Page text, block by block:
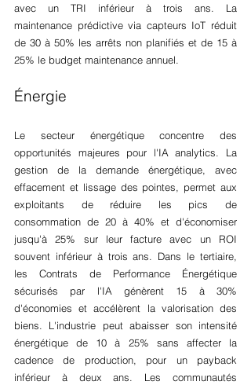
avec un TRI inférieur à trois ans. La
maintenance prédictive via capteurs IoT réduit
de 30 à 50% les arrêts non planifiés et de 15 à
25% le budget maintenance annuel.
Énergie
Le secteur énergétique concentre des
opportunités majeures pour l'IA analytics. La
gestion de la demande énergétique, avec
effacement et lissage des pointes, permet aux
exploitants de réduire les pics de
consommation de 20 à 40% et d'économiser
jusqu'à 25% sur leur facture avec un ROI
souvent inférieur à trois ans. Dans le tertiaire,
les Contrats de Performance Énergétique
sécurisés par l'IA génèrent 15 à 30%
d'économies et accélèrent la valorisation des
biens. L'industrie peut abaisser son intensité
énergétique de 10 à 25% sans affecter la
cadence de production, pour un payback
inférieur à deux ans. Les communautés